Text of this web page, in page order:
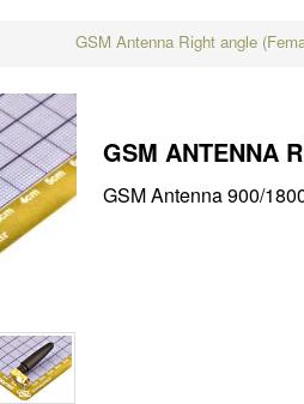
GSM Antenna Right angle
GSM ANTENNA
GSM Antenna 900/